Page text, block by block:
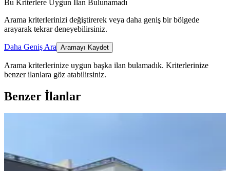
Bu Kriterlere Uygun İlan Bulunamadı
Arama kriterlerinizi değiştirerek veya daha geniş bir bölgede
arayarak tekrar deneyebilirsiniz.
Daha Geniş Ara Aramayı Kaydet
Arama kriterlerinize uygun başka ilan bulamadık. Kriterlerinize
benzer ilanlara göz atabilirsiniz.
Benzer İlanlar
3+1·220 m²·06.08.2026